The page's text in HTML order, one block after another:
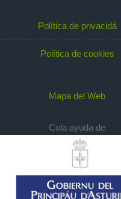
Política de privacidá
Política de cookies
Mapa del Web
Cola ayuda de